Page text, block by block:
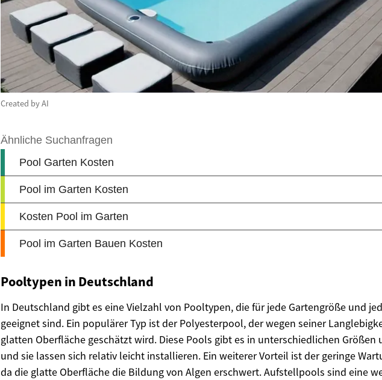
Created by AI
Pooltypen in Deutschland
In Deutschland gibt es eine Vielzahl von Pooltypen, die für jede Gartengröße und
geeignet sind. Ein populärer Typ ist der Polyesterpool, der wegen seiner
glatten Oberfläche geschätzt wird. Diese Pools gibt es in unterschiedlichen Größen
und sie lassen sich relativ leicht installieren. Ein weiterer Vorteil ist der geringe
da die glatte Oberfläche die Bildung von Algen erschwert. Aufstellpools sind eine